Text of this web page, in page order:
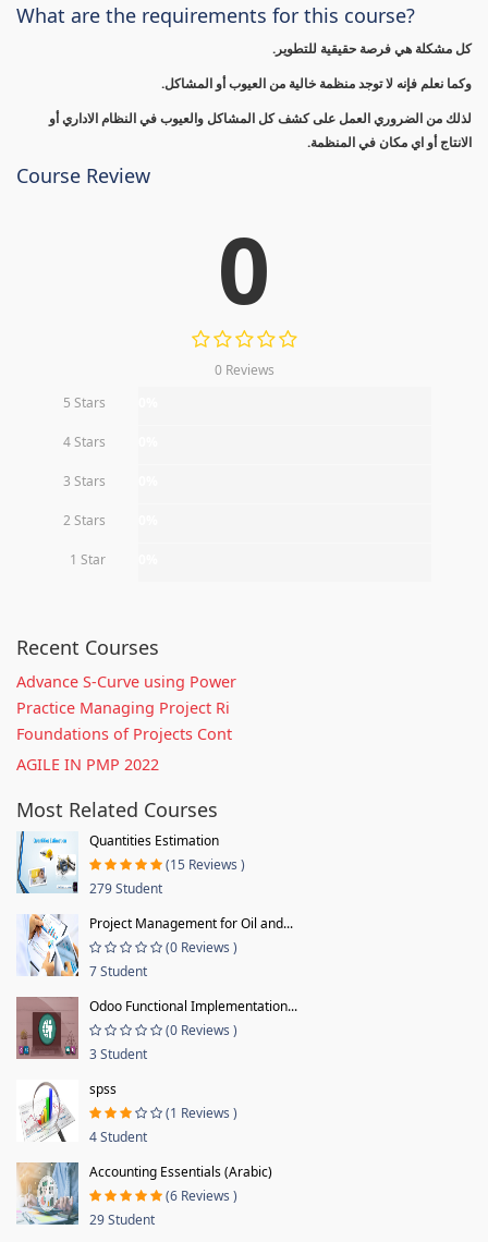
What are the requirements for this course?
كل مشكلة هي فرصة حقيقية للتطوير.
وكما نعلم فإنه لا توجد منظمة خالية من العيوب أو المشاكل.
لذلك من الضروري العمل على كشف كل المشاكل والعيوب في النظام الاداري أو
الانتاج أو اي مكان في المنظمة.
Course Review
0
0 Reviews
5 Stars
4 Stars
3 Stars
2 Stars
1 Star
Recent Courses
Advance S-Curve using Power
Practice Managing Project Ri
Foundations of Projects Cont
AGILE IN PMP 2022
Most Related Courses
Quantities Estimation
(15 Reviews )
279 Student
Project Management for Oil and...
(0 Reviews )
7 Student
Odoo Functional Implementation...
(0 Reviews )
3 Student
spss
(1 Reviews )
4 Student
Accounting Essentials (Arabic)
(6 Reviews )
29 Student